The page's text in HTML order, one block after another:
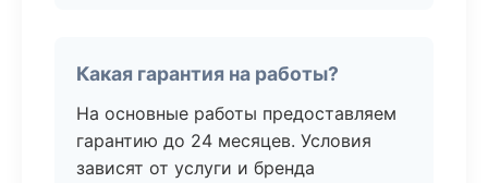
Какая гарантия на работы?
На основные работы предоставляем
гарантию до 24 месяцев. Условия
зависят от услуги и бренда